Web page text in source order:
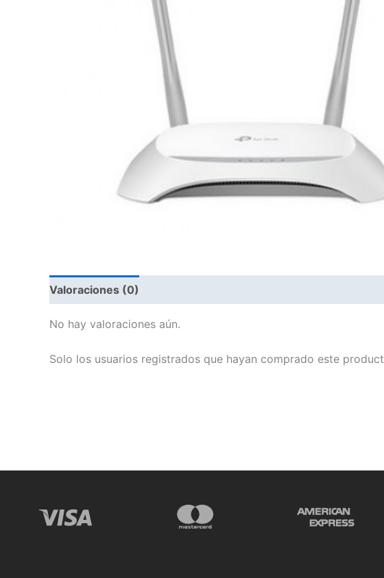
Valoraciones (0)
No hay valoraciones aún.
Solo los usuarios registrados que hayan comprado este